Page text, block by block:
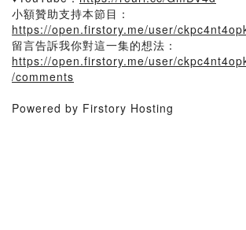
小額贊助支持本節目：
https://open.firstory.me/user/
留言告訴我你對這一集的想法：
https://open.firstory.me/user/
/comments
Powered by Firstory Hosting